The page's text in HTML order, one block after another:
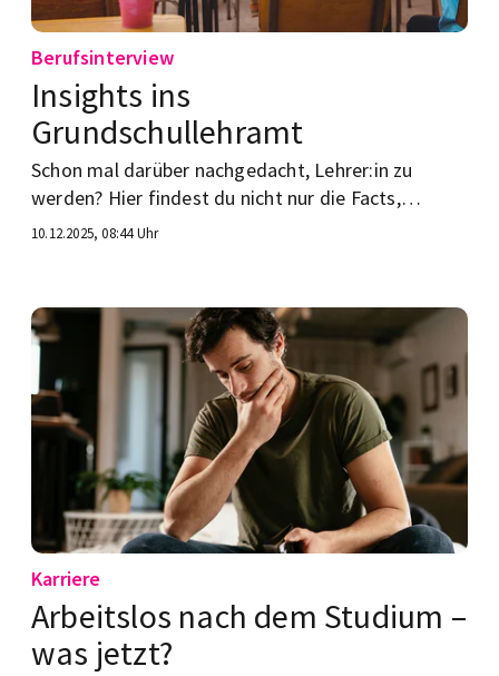
Berufsinterview
Insights ins
Grundschullehramt
Schon mal darüber nachgedacht, Lehrer:in zu
werden? Hier findest du nicht nur die Facts,
sondern auch Insights aus dem Berufsalltag einer
10.12.2025, 08:44 Uhr
Karriere
Arbeitslos nach dem Studium –
was jetzt?